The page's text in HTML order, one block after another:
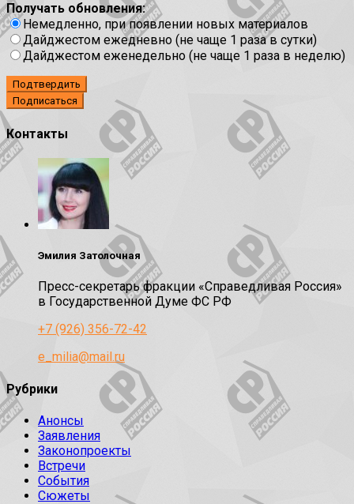
Получать обновления:
Немедленно, при появлении новых материалов
Дайджестом ежедневно (не чаще 1 раза в сутки)
Дайджестом еженедельно (не чаще 1 раза в неделю)
Подтвердить
Контакты
Эмилия Затолочная
Пресс-секретарь фракции «Справедливая Россия»
в Государственной Думе ФС РФ
+7 (926) 356-72-42
e_milia@mail.ru
Рубрики
Анонсы
Заявления
Законопроекты
Встречи
События
Сюжеты